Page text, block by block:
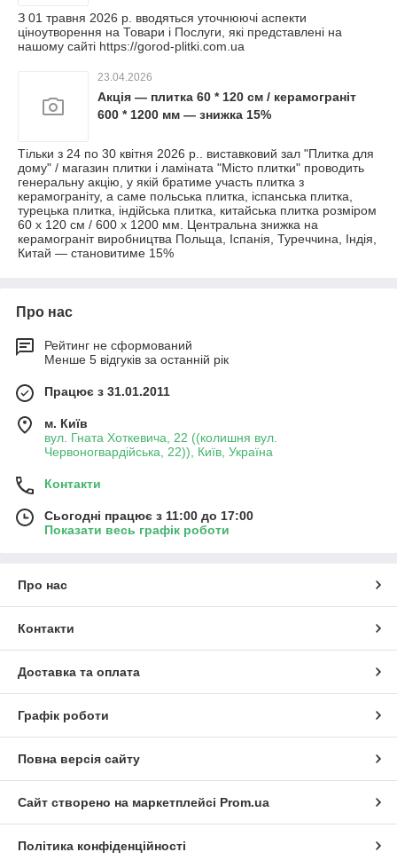
З 01 травня 2026 р. вводяться уточнюючі аспекти
ціноутворення на Товари і Послуги, які представлені на
нашому сайті https://gorod-plitki.com.ua
23.04.2026
Акція — плитка 60 * 120 см / керамограніт
600 * 1200 мм — знижка 15%
Тільки з 24 по 30 квітня 2026 р.. виставковий зал "Плитка для
дому" / магазин плитки і ламіната "Місто плитки" проводить
генеральну акцію, у якій братиме участь плитка з
керамограніту, а саме польська плитка, іспанська плитка,
турецька плитка, індійська плитка, китайська плитка розміром
60 х 120 см / 600 х 1200 мм. Центральна знижка на
керамограніт виробництва Польща, Іспанія, Туреччина, Індія,
Китай — становитиме 15%
Про нас
Рейтинг не сформований
Менше 5 відгуків за останній рік
Працює з 31.01.2011
м. Київ
вул. Гната Хоткевича, 22 ((колишня вул.
Червоногвардійська, 22)), Київ, Україна
Контакти
Сьогодні працює з 11:00 до 17:00
Показати весь графік роботи
Про нас
Контакти
Доставка та оплата
Графік роботи
Повна версія сайту
Сайт створено на маркетплейсі Prom.ua
Політика конфіденційності